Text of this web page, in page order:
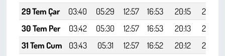
29 Tem Çar
03:40 05:29 12:57 16:53 20:15
21:55
30 Tem Per
03:42 05:30 12:57 16:53 20:13
21:54
31 Tem Cum
03:43 05:31 12:57 16:52 20:12
21:52